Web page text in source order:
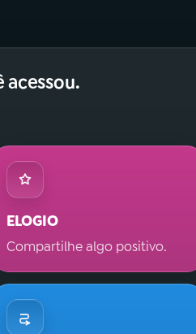
acessou.
ELOGIO
Compartilhe algo positivo.